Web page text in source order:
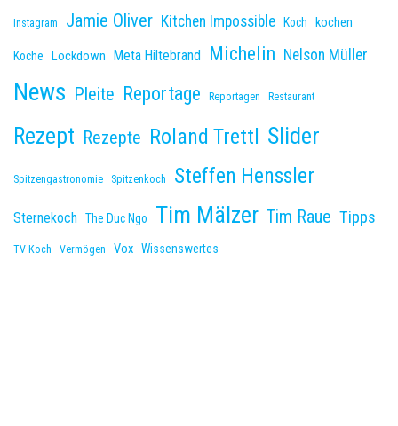
Instagram Jamie Oliver Kitchen Impossible Koch kochen
Köche Lockdown Meta Hiltebrand Michelin Nelson Müller
News Pleite Reportage Reportagen Restaurant
Rezept Rezepte Roland Trettl Slider
Spitzengastronomie Spitzenkoch Steffen Henssler
Sternekoch The Duc Ngo Tim Mälzer Tim Raue Tipps
TV Koch Vermögen Vox Wissenswertes